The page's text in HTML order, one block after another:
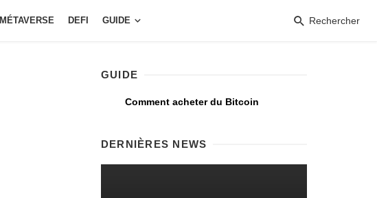
MÉTAVERSE DEFI GUIDE Rechercher
GUIDE
Comment acheter du Bitcoin
DERNIÈRES NEWS